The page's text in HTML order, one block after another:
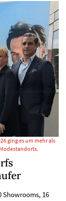
ging es um mehr als
Showrooms, 16